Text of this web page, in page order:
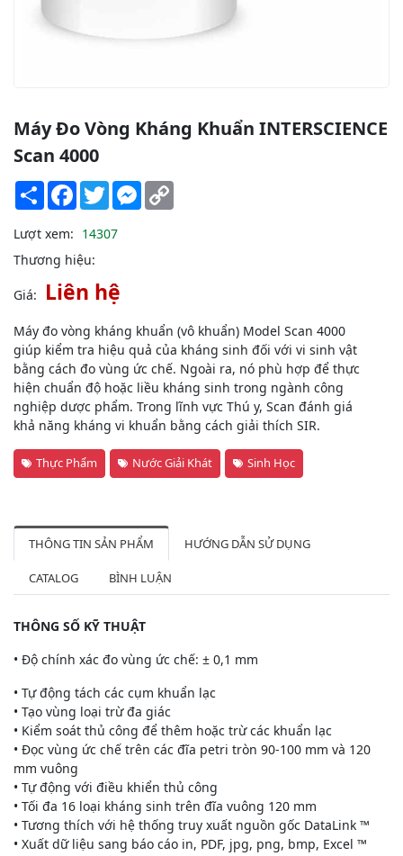
Máy Đo Vòng Kháng Khuẩn INTERSCIENCE
Scan 4000
Share Facebook
TwitterMessenger
Lượt xem: 14307
Thương hiệu:
Giá: Liên hệ
Máy đo vòng kháng khuẩn (vô khuẩn) Model Scan 4000
giúp kiểm tra hiệu quả của kháng sinh đối với vi sinh vật
bằng cách đo vùng ức chế. Ngoài ra, nó phù hợp để thực
hiện chuẩn độ hoặc liều kháng sinh trong ngành công
nghiệp dược phẩm. Trong lĩnh vực Thú y, Scan đánh giá
khả năng kháng vi khuẩn bằng cách giải thích SIR.
Thực Phẩm Nước Giải Khát Sinh Học
THÔNG TIN SẢN PHẨM HƯỚNG DẪN SỬ DỤNG
CATALOG BÌNH LUẬN
THÔNG SỐ KỸ THUẬT
• Độ chính xác đo vùng ức chế: ± 0,1 mm
• Tự động tách các cụm khuẩn lạc
• Tạo vùng loại trừ đa giác
• Kiểm soát thủ công để thêm hoặc trừ các khuẩn lạc
• Đọc vùng ức chế trên các đĩa petri tròn 90-100 mm và 120
mm vuông
• Tự động với điều khiển thủ công
• Tối đa 16 loại kháng sinh trên đĩa vuông 120 mm
• Tương thích với hệ thống truy xuất nguồn gốc DataLink ™
• Xuất dữ liệu sang báo cáo in, PDF, jpg, png, bmp, Excel ™